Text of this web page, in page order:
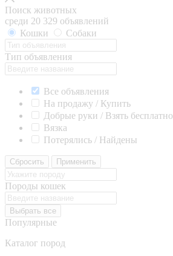
Поиск животных
среди 20 329 объявлений
Кошки
Собаки
Тип объявления
Все объявления
На продажу / Купить
Добрые руки / Взять бесплатно
Вязка
Потерялись / Найдены
Сбросить Применить
Породы кошек
Выбрать все
Популярные
Каталог пород